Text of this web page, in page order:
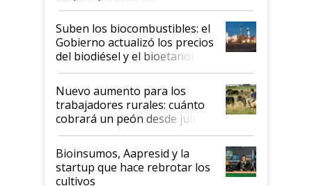
funcionamiento de las
exportadoras en tensión tras
la medida de fuerza de los
prácticos
Suben los biocombustibles: el
Gobierno actualizó los precios
del biodiésel y el bioetanol
Nuevo aumento para los
trabajadores rurales: cuánto
cobrará un peón desde julio
Bioinsumos, Aapresid y la
startup que hace rebrotar los
cultivos